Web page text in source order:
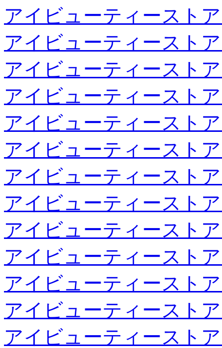
アイビューティースト
アイビューティースト
アイビューティースト
アイビューティースト
アイビューティースト
アイビューティースト
アイビューティースト
アイビューティースト
アイビューティースト
アイビューティースト
アイビューティースト
アイビューティースト
アイビューティースト